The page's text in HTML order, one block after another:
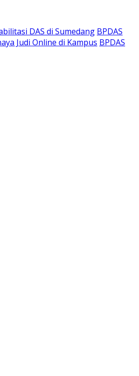
DAS di Sumedang BPDAS
Judi Online di Kampus BPDAS